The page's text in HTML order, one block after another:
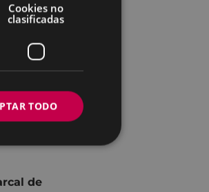
de Concejales
de
Cookies no
clasificadas
TODO